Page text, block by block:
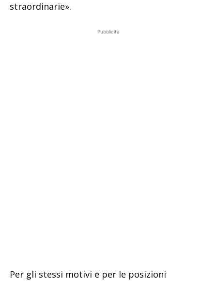
straordinarie».
Pubblicità
Per gli stessi motivi e per le posizioni